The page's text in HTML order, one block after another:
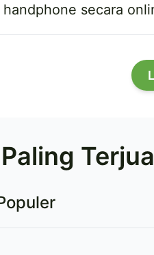
secara